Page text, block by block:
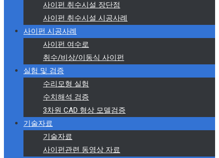
사이펀 취수시설 장단점
사이펀 취수시설 시공사례
사이펀 시공사례
사이펀 여수로
취수/비상/이동식 사이펀
실험 및 검증
수리모형 실험
수치해석 검증
3차원 CAD 형상 모델검증
기술자료
기술자료
사이펀관련 동영상 자료